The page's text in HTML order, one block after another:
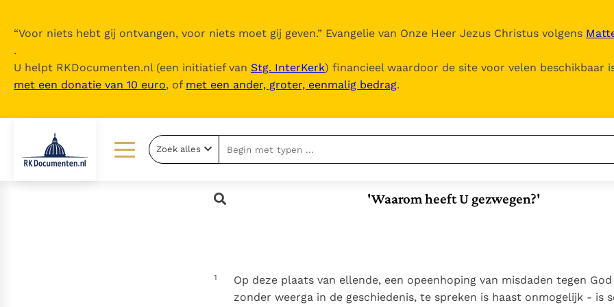
“Voor niets hebt gij ontvangen, voor niets moet gij geven.” Evangelie van Onze Heer Jezus Christus volgens
.
U helpt RKDocumenten.nl (een initiatief van Stg. InterKerk) financieel waardoor de site voor velen beschikbaar
met een donatie van 10 euro, of met een ander, groter, eenmalig bedrag.
Lezen
Over RK Documenten
Documenten
Leer de kostbare
parel van Gods
Gods Koninkrijk
Het Vaticaan publiceert
Wereldvoedselprogramma
toe
Paus Leo XIV in Pavia: "De
stad is zowel een gave
Zoek alles
'Waarom heeft U gezwegen?'
1
Op deze plaats van ellende, een opeenhoping van misdaden tegen
zonder weerga in de geschiedenis, te spreken is haast onmogelijk - is